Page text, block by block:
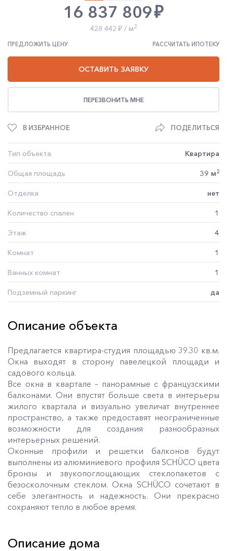
16 837 809
428 442 / м2
ПРЕДЛОЖИТЬ ЦЕНУ РАССЧИТАТЬ ИПОТЕКУ
ОСТАВИТЬ ЗАЯВКУ
ПЕРЕЗВОНИТЬ МНЕ
В ИЗБРАННОЕ ПОДЕЛИТЬСЯ
Тип объекта Квартира
Общая площадь 39 м2
Отделка нет
Количество спален 1
Этаж 4
Комнат 1
Ванных комнат 1
Подземный паркинг да
Описание объекта
Предлагается квартира-студия площадью 39.30 кв.м.
Окна выходят в сторону павелецкой площади и
садового кольца.
Все окна в квартале – панорамные с французскими
балконами. Они впустят больше света в интерьеры
жилого квартала и визуально увеличат внутреннее
пространство, а также предоставят неограниченные
возможности для создания разнообразных
интерьерных решений.
Оконные профили и решетки балконов будут
выполнены из алюминиевого профиля SCHÜCO цвета
бронзы и звукопоглощающих стеклопакетов с
безосколочным стеклом. Окна SCHÜCO сочетают в
себе элегантность и надежность. Они прекрасно
сохраняют тепло в любое время.
Описание дома